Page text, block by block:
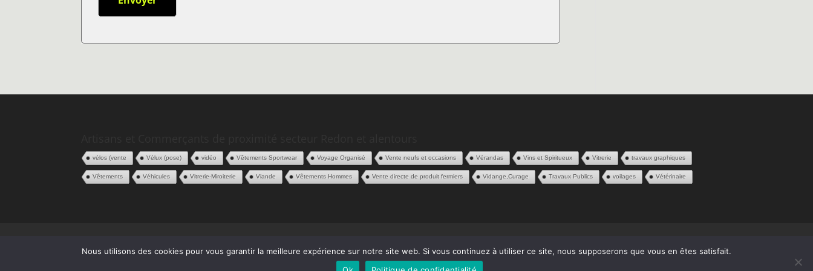
vélos (vente Vélux (pose) vidéo Vêtements Sportwear Voyage Organisé Vente neufs et occasions Vérandas Vins et Spiritueux Vitrerie travaux graphiques
Vêtements Véhicules Vitrerie-Miroiterie Viande Vêtements Hommes Vente directe de produit fermiers Vidange,Curage Travaux Publics voilages Vétérinaire
Nous utilisons des cookies pour vous garantir la meilleure expérience sur notre site web. Si vous continuez à utiliser ce site, nous supposerons que vous en êtes satisfait.